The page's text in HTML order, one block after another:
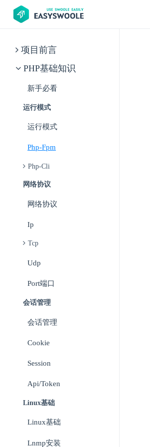
项目前言
PHP基础知识
新手必看
运行模式
运行模式
Php-Fpm
Php-Cli
网络协议
网络协议
Ip
Tcp
Udp
Port端口
会话管理
会话管理
Cookie
Session
Api/token
Linux基础
Linux基础
Lnmp安装